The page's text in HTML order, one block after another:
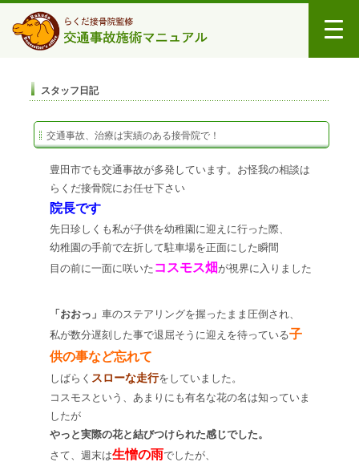
スタッフ日記
交通事故、治療は実績のある接骨院で！
豊田市でも交通事故が多発しています。お怪我の相談は
らくだ接骨院にお任せ下さい
院長です
先日珍しくも私が子供を幼稚園に迎えに行った際、
幼稚園の手前で左折して駐車場を正面にした瞬間
目の前に一面に咲いた コスモス畑が視界に入りました
「おおっ」 車のステアリングを握ったまま圧倒され、
私が数分遅刻した事で退屈そうに迎えを待っている子
供の事など忘れて
しばらく スローな走行をしていました。
コスモスという、あまりにも有名な花の名は知っていま
したが
やっと実際の花と結びつけられた感じでした。
さて、週末は生憎の雨でしたが、